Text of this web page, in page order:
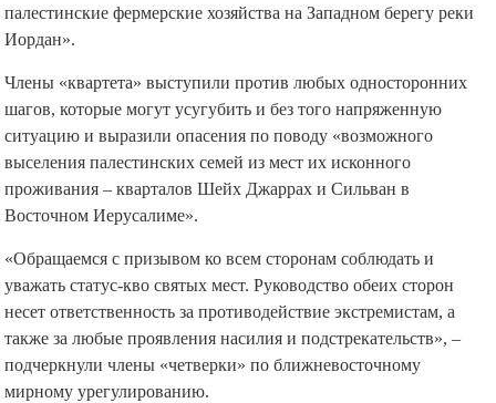
палестинские фермерские хозяйства на Западном берегу реки
Иордан».
Члены «квартета» выступили против любых односторонних
шагов, которые могут усугубить и без того напряженную
ситуацию и выразили опасения по поводу «возможного
выселения палестинских семей из мест их исконного
проживания – кварталов Шейх Джаррах и Сильван в
Восточном Иерусалиме».
«Обращаемся с призывом ко всем сторонам соблюдать и
уважать статус-кво святых мест. Руководство обеих сторон
несет ответственность за противодействие экстремистам, а
также за любые проявления насилия и подстрекательств», –
подчеркнули члены «четверки» по ближневосточному
мирному урегулированию.